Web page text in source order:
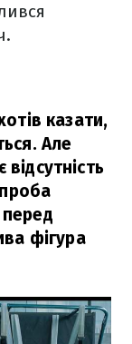
казати,
Але
фігура